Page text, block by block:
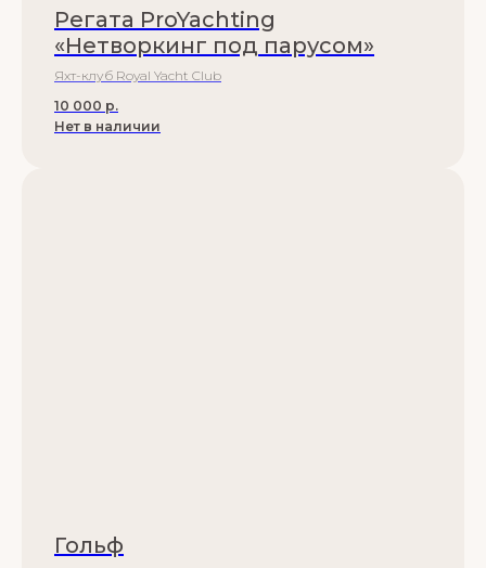
Регата ProYachting
«Нетворкинг под парусом»
Яхт-клуб Royal Yacht Club
10 000 р.
Нет в наличии
Гольф